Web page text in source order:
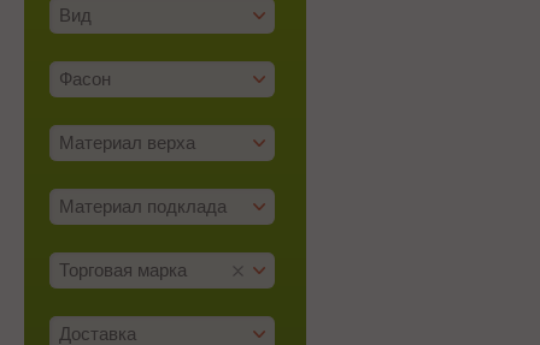
Вид
Фасон
Материал верха
Материал подклада
Торговая марка
Доставка